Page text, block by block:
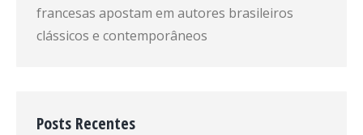
francesas apostam em autores brasileiros
clássicos e contemporâneos
Posts Recentes